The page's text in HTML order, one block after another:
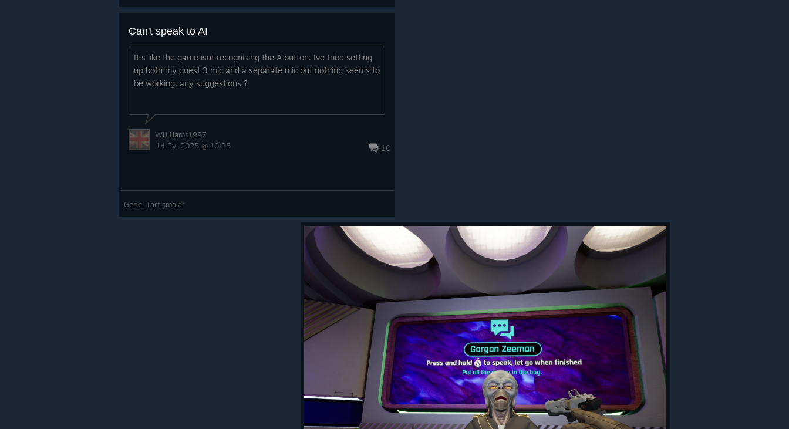
Can't speak to AI
It's like the game isnt recognising the A button. Ive tried setting
up both my quest 3 mic and a separate mic but nothing seems to
be working, any suggestions ?
10
Wi11iams1997
14 Eyl 2025 @ 10:35
Genel Tartışmalar